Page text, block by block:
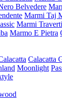
Belvedere
Marmi Taj
Marmi
Marmo E Pietra
Calacatta
Moonlight